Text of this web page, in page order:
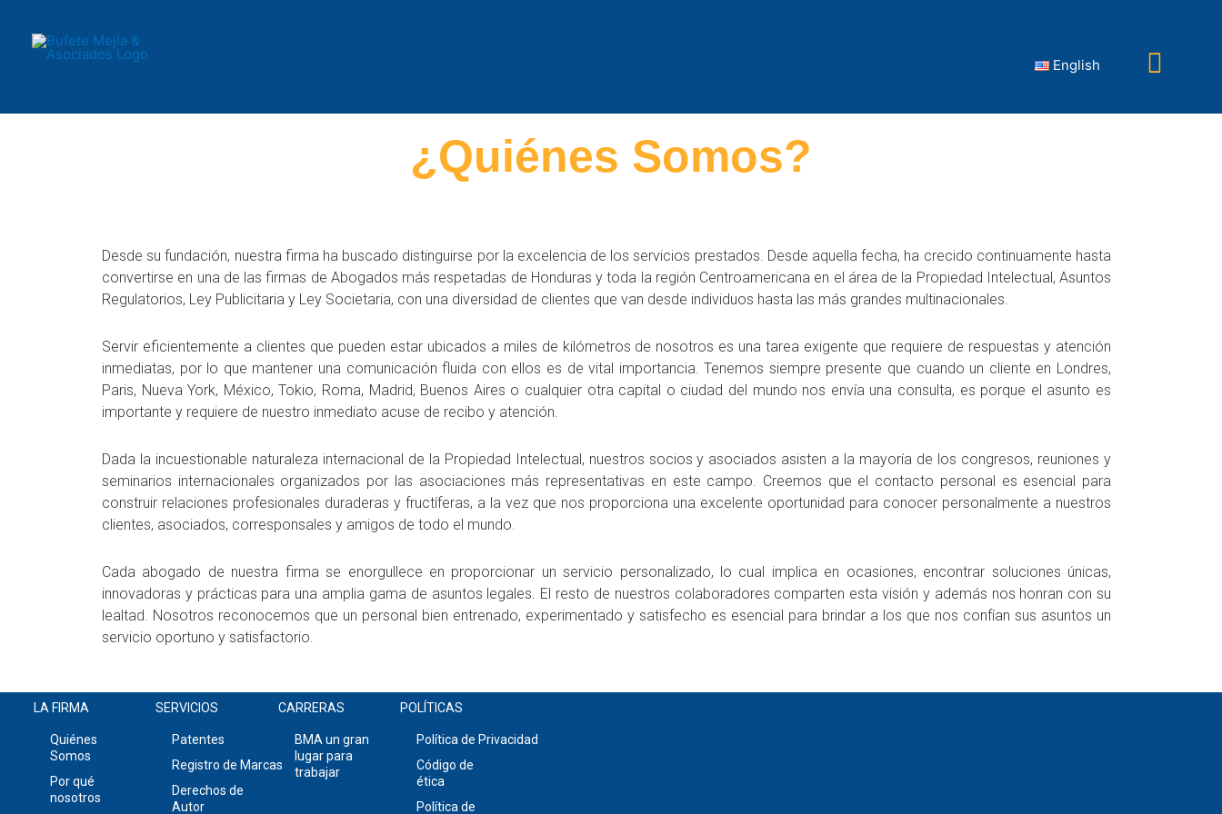
contenido
English
¿Quiénes Somos?
Desde su fundación, nuestra firma ha buscado distinguirse por la excelencia de los servicios prestados. Desde aquella fecha, ha crecido continuamente hasta
convertirse en una de las firmas de Abogados más respetadas de Honduras y toda la región Centroamericana en el área de la Propiedad Intelectual, Asuntos
Regulatorios, Ley Publicitaria y Ley Societaria, con una diversidad de clientes que van desde individuos hasta las más grandes multinacionales.
Servir eficientemente a clientes que pueden estar ubicados a miles de kilómetros de nosotros es una tarea exigente que requiere de respuestas y atención
inmediatas, por lo que mantener una comunicación fluida con ellos es de vital importancia. Tenemos siempre presente que cuando un cliente en Londres,
Paris, Nueva York, México, Tokio, Roma, Madrid, Buenos Aires o cualquier otra capital o ciudad del mundo nos envía una consulta, es porque el asunto es
importante y requiere de nuestro inmediato acuse de recibo y atención.
Dada la incuestionable naturaleza internacional de la Propiedad Intelectual, nuestros socios y asociados asisten a la mayoría de los congresos, reuniones y
seminarios internacionales organizados por las asociaciones más representativas en este campo. Creemos que el contacto personal es esencial para
construir relaciones profesionales duraderas y fructíferas, a la vez que nos proporciona una excelente oportunidad para conocer personalmente a nuestros
clientes, asociados, corresponsales y amigos de todo el mundo.
Cada abogado de nuestra firma se enorgullece en proporcionar un servicio personalizado, lo cual implica en ocasiones, encontrar soluciones únicas,
innovadoras y prácticas para una amplia gama de asuntos legales. El resto de nuestros colaboradores comparten esta visión y además nos honran con su
lealtad. Nosotros reconocemos que un personal bien entrenado, experimentado y satisfecho es esencial para brindar a los que nos confían sus asuntos un
servicio oportuno y satisfactorio.
LA FIRMA
Quiénes
Somos
Por qué
nosotros
SERVICIOS
Patentes
Registro de Marcas
Derechos de
Autor
CARRERAS
BMA un gran
lugar para
trabajar
POLÍTICAS
Política de Privacidad
Código de
ética
Política de